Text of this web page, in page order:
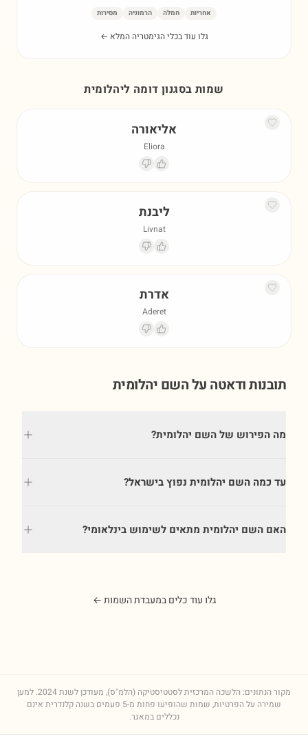
אחריות חמלה הרמוניה מסירות
גלו עוד בכלי הגימטריה המלא ←
שמות בסגנון דומה ליהלומית
אליאורה
Eliora
ליבנת
Livnat
אדרת
Aderet
תובנות ודאטה על השם יהלומית
מה הפירוש של השם יהלומית?
עד כמה השם יהלומית נפוץ בישראל?
האם השם יהלומית מתאים לשימוש בינלאומי?
גלו עוד כלים במעבדת השמות ←
מקור הנתונים: הלשכה המרכזית לסטטיסטיקה (הלמ"ס), מעודכן לשנת2024. למען
שמירה על הפרטיות, שמות שהופיעו פחות מ-5 פעמים בשנה קלנדרית אינם
נכללים במאגר.